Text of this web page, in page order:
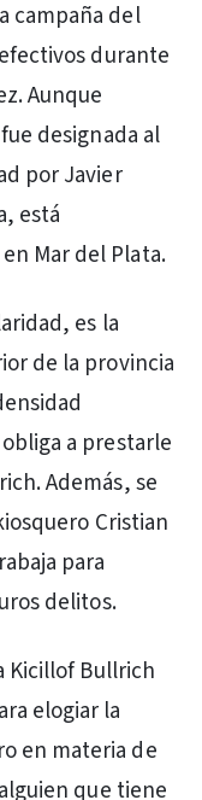
campaña del
durante
Aunque
designada al
por Javier
está
Mar del Plata.
es la
de la provincia
a prestarle
Además, se
Cristian
para
delitos.
Kicillof Bullrich
elogiar la
en materia de
que tiene